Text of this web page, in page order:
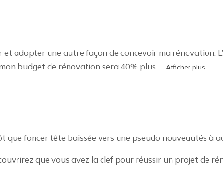
adopter une autre façon de concevoir ma rénovation.
budget de rénovation sera 40% plus
Afficher plus
que foncer tête baissée vers une pseudo nouveautés à
que vous avez la clef pour réussir un projet de